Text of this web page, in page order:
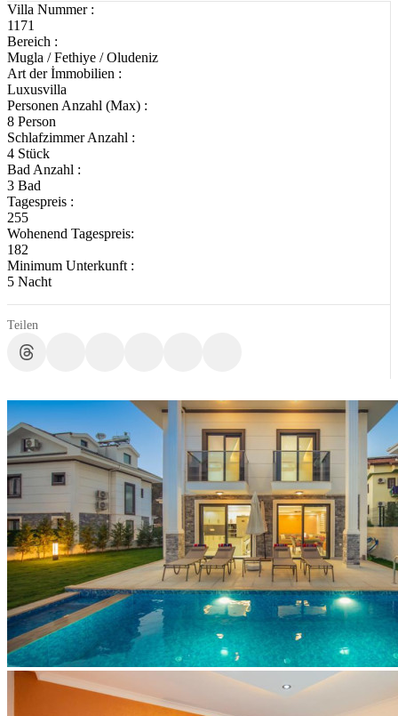
Villa Nummer :
1171
Bereich :
Mugla / Fethiye / Oludeniz
Art der İmmobilien :
Luxusvilla
Personen Anzahl (Max) :
8 Person
Schlafzimmer Anzahl :
4 Stück
Bad Anzahl :
3 Bad
Tagespreis :
255
Wohenend Tagespreis:
182
Minimum Unterkunft :
5 Nacht
Teilen